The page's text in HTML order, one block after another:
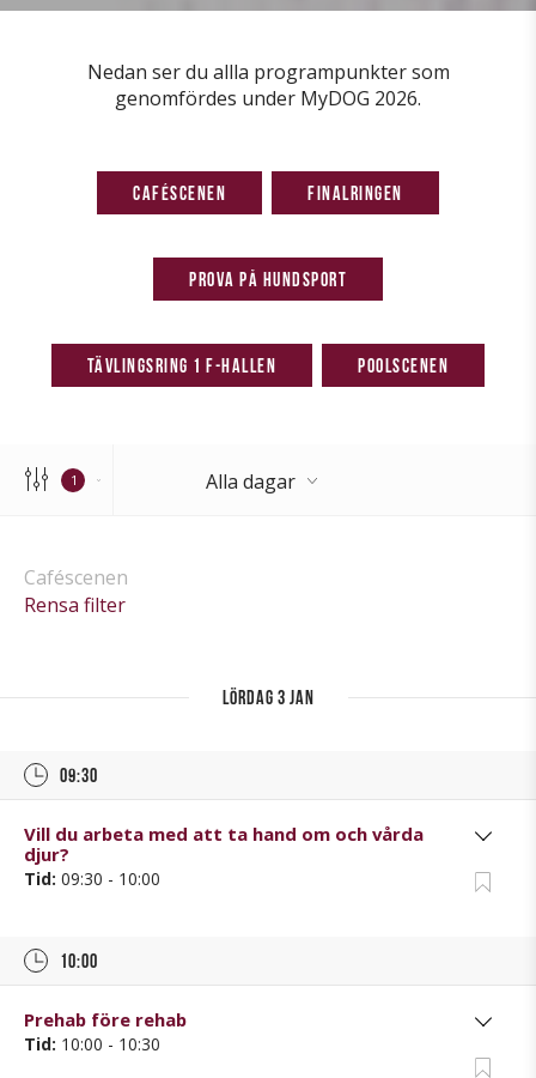
Nedan ser du allla programpunkter som
genomfördes under MyDOG 2026.
Caféscenen Finalringen
Prova på Hundsport
Tävlingsring 1 F-hallen Poolscenen
1 Alla dagar
Caféscenen
Rensa filter
lördag 3 jan
09:30
Vill du arbeta med att ta hand om och vårda
djur?
Tid: 09:30 - 10:00
10:00
Prehab före rehab
Tid: 10:00 - 10:30